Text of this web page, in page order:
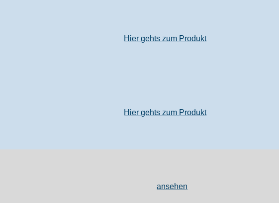
Hier gehts zum Produkt
Hier gehts zum Produkt
ansehen